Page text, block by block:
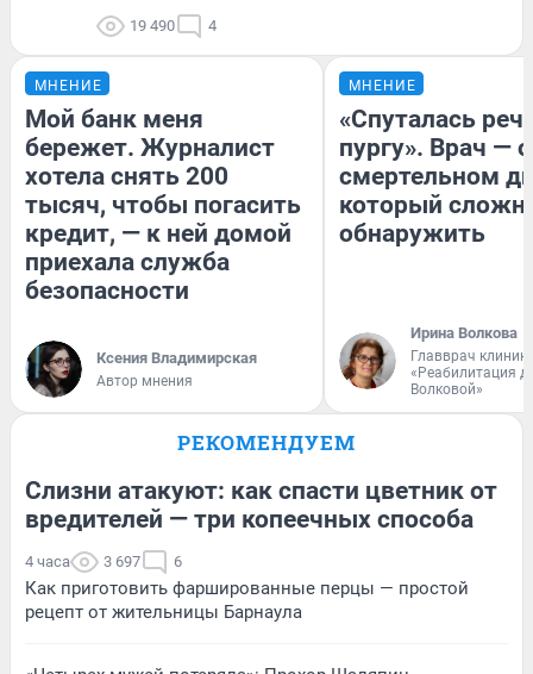
19 490 4
МНЕНИЕ
Мой банк меня
бережет. Журналист
хотела снять 200
тысяч, чтобы погасить
кредит, — к ней домой
приехала служба
безопасности
Ксения Владимирская
Автор мнения
МНЕНИЕ
«Спуталась
пургу». Врач — о
смертельном
который
обнаружить
Ирина Волкова
Главврач
«Реабилитация
Волковой»
РЕКОМЕНДУЕМ
Слизни атакуют: как спасти цветник от
вредителей — три копеечных способа
4 часа 3 697 6
Как приготовить фаршированные перцы — простой
рецепт от жительницы Барнаула